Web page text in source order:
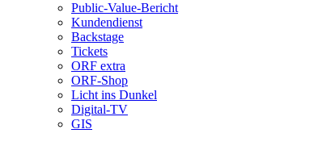
Public-Value-Bericht
Kundendienst
Backstage
Tickets
ORFextra
ORF-Shop
LichtinsDunkel
Digital-TV
GIS